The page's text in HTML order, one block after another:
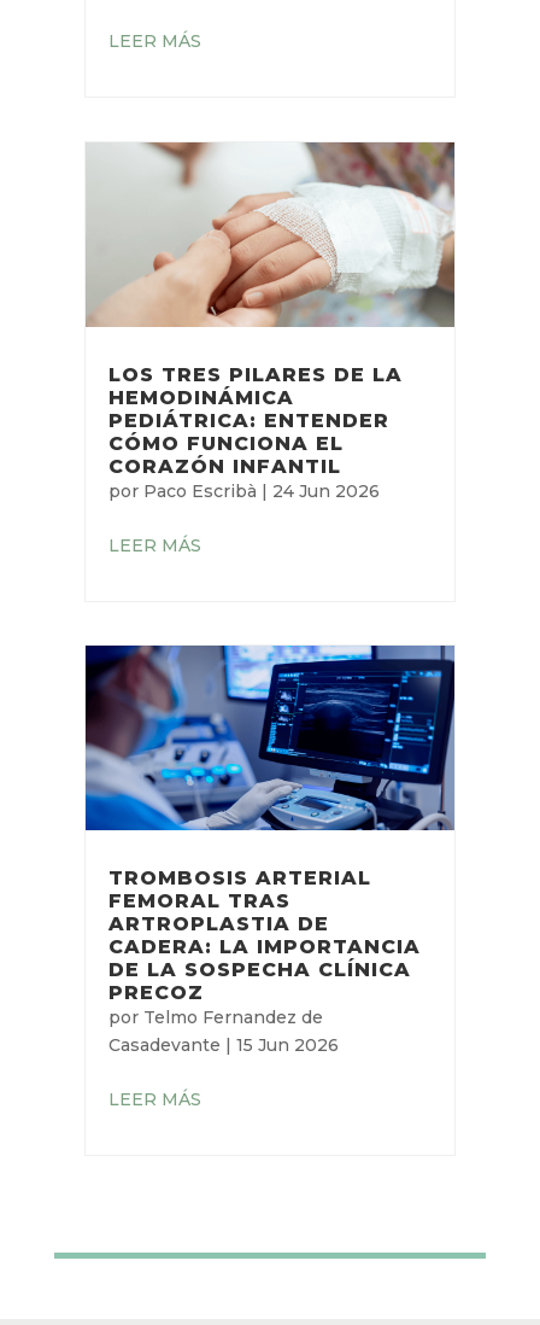
LEER MÁS
LOS TRES PILARES DE LA
HEMODINÁMICA
PEDIÁTRICA: ENTENDER
CÓMO FUNCIONA EL
CORAZÓN INFANTIL
por Paco Escribà | 24 Jun 2026
LEER MÁS
TROMBOSIS ARTERIAL
FEMORAL TRAS
ARTROPLASTIA DE
CADERA: LA IMPORTANCIA
DE LA SOSPECHA CLÍNICA
PRECOZ
por Telmo Fernandez de
Casadevante
15 Jun 2026
LEER MÁS